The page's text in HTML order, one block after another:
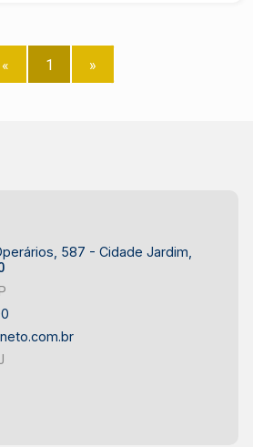
« 1 »
587 - Cidade Jardim,